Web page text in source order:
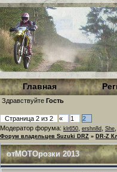
Главная
Здравствуйте Гость
Страница 2 из 2 « 1
2
Модератор форума: klr650 ershn8d She
Форум владельцев Suzuki DRZ » DR-Z
отМОТОрозки 2013